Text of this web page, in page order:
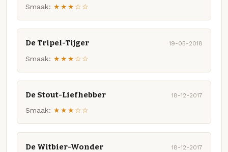
Smaak: ★★★☆☆
De Tripel-Tijger 19-05-2018
Smaak: ★★★☆☆
De Stout-Liefhebber 18-12-2017
Smaak: ★★★☆☆
De Witbier-Wonder 18-12-2017